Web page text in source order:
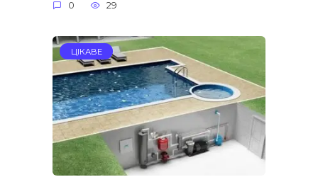
0 29
ЦІКАВЕ